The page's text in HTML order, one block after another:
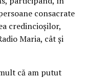
consacrate
credincioșilor,
Maria, cât și
că am putut